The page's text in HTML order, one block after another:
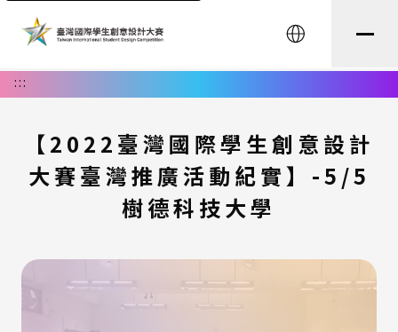
English
:::
【2022臺灣國際學生創意設計
大賽臺灣推廣活動紀實】-5/5
樹德科技大學